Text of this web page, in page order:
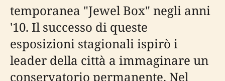
temporanea "Jewel Box" negli anni
'10. Il successo di queste
esposizioni stagionali ispirò i
leader della città a immaginare un
conservatorio permanente. Nel